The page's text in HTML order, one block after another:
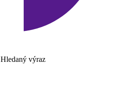
Hledaný výraz